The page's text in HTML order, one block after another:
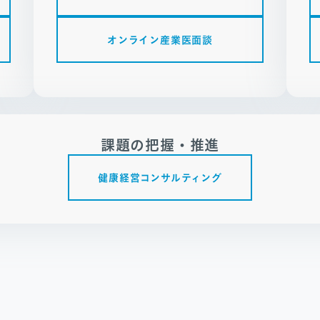
オンライン産業医面談
課題の把握・推進
健康経営コンサルティング